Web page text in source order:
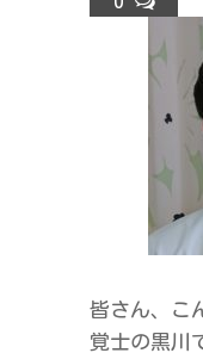
皆さん、こ
覚士の黒川